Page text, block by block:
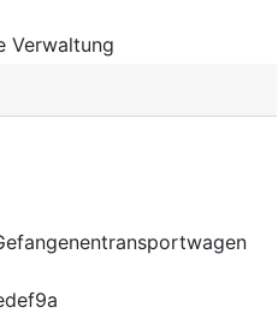
Verwaltung